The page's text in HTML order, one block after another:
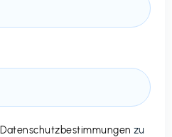
Datenschutzbestimmungen zu